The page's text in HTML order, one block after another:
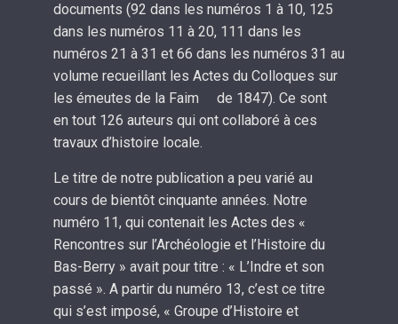
documents (92 dans les numéros 1 à 10, 125
dans les numéros 11 à 20, 111 dans les
numéros 21 à 31 et 66 dans les numéros 31 au
volume recueillant les Actes du Colloques sur
les émeutes de la Faim de 1847). Ce sont
en tout 126 auteurs qui ont collaboré à ces
travaux d’histoire locale.
Le titre de notre publication a peu varié au
cours de bientôt cinquante années. Notre
numéro 11, qui contenait les Actes des «
Rencontres sur l’Archéologie et l’Histoire du
Bas-Berry » avait pour titre : « L’Indre et son
passé ». A partir du numéro 13, c’est ce titre
qui s’est imposé, « Groupe d’Histoire et